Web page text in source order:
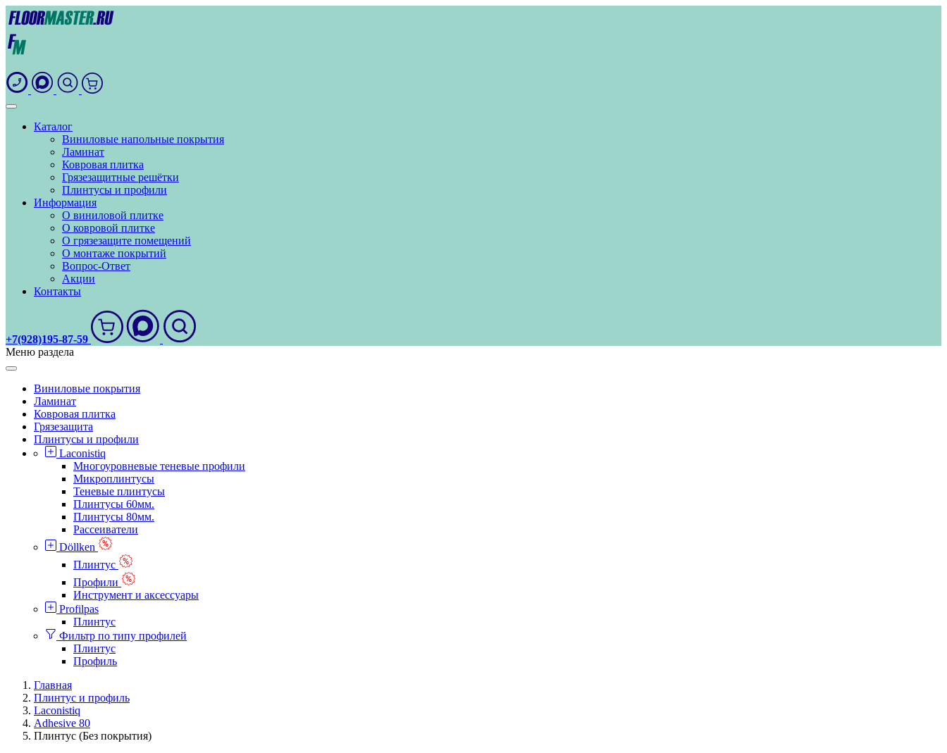
Каталог
Виниловые напольные покрытия
Ламинат
Ковровая плитка
Грязезащитные решётки
Плинтусы и профили
Информация
О виниловой плитке
О ковровой плитке
О грязезащите помещений
О монтаже покрытий
Вопрос-Ответ
Акции
Контакты
+7(928)195-87-59
Меню раздела
Виниловые покрытия
Ламинат
Ковровая плитка
Грязезащита
Плинтусы и профили
Laconistiq
Многоуровневые теневые профили
Микроплинтусы
Теневые плинтусы
Плинтусы 60мм.
Плинтусы 80мм.
Рассеиватели
Döllken
Плинтус
Профили
Инструмент и аксессуары
Profilpas
Плинтус
Фильтр по типу профилей
Плинтус
Профиль
Главная
Плинтус и профиль
Laconistiq
Adhesive 80
Плинтус (Без покрытия)